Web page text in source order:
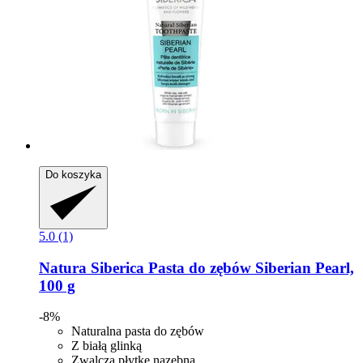
Do koszyka
5.0 (1)
Natura Siberica Pasta do zębów Siberian Pearl,
100 g
-8%
Naturalna pasta do zębów
Z białą glinką